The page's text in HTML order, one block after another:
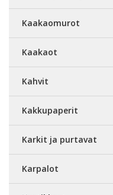
Kaakaomurot
Kaakaot
Kahvit
Kakkupaperit
Karkit ja purtavat
Karpalot